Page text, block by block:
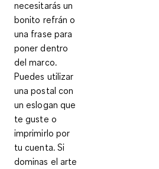
necesitarás un
bonito refrán o
una frase para
poner dentro
del marco.
Puedes utilizar
una postal con
un eslogan que
te guste o
imprimirlo por
tu cuenta. Si
dominas el arte